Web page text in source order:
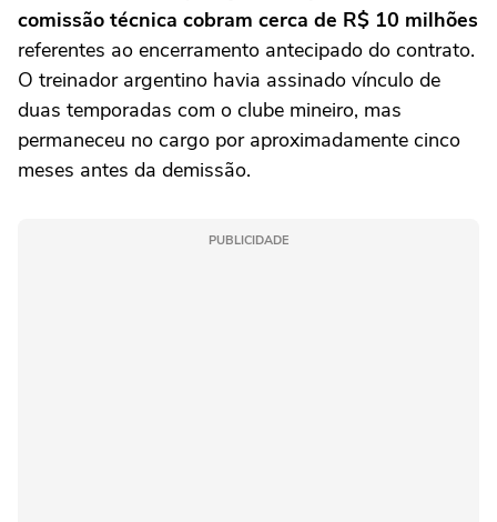
comissão técnica cobram cerca de R$ 10 milhões
referentes ao encerramento antecipado do contrato.
O treinador argentino havia assinado vínculo de
duas temporadas com o clube mineiro, mas
permaneceu no cargo por aproximadamente cinco
meses antes da demissão.
PUBLICIDADE